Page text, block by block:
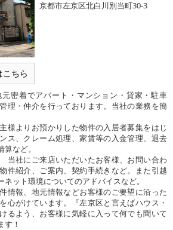
ちら
京都市左京区北白川別当町30-3
密着でアパート・マンション・貸家・駐車
理・仲介を行っております。当社の業務を簡
様よりお預かりした物件の入居者募集をはじ
ス、クレーム処理、家賃等の入金管理、退去
など。
当社にご来店いただいたお客様、お問い合わ
件紹介、ご案内、契約手続きなど。また引越
ット環境についてのアドバイスなど。
情報、地元情報などお客様のご要望に沿った
心がけています。『左京区と言えばハウス・
るよう、お客様に気軽に入って何でも聞いて
す！